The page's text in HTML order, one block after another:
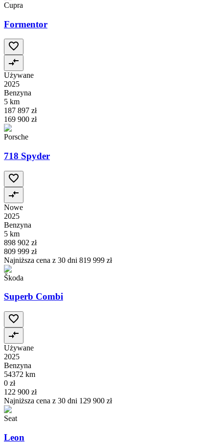
Cupra
Formentor
Używane
2025
Benzyna
5 km
187 897 zł
169 900 zł
Porsche
718 Spyder
Nowe
2025
Benzyna
5 km
898 902 zł
809 999 zł
Najniższa cena z 30 dni 819 999 zł
Škoda
Superb Combi
Używane
2025
Benzyna
54372 km
0 zł
122 900 zł
Najniższa cena z 30 dni 129 900 zł
Seat
Leon